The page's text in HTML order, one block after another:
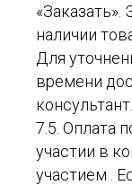
наличии
Для
времени
консультант.
7.5. Оплата
участии в
участием .